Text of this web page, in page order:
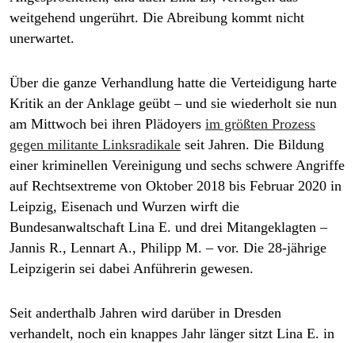
weitgehend ungerührt. Die Abreibung kommt nicht
unerwartet.
Über die ganze Verhandlung hatte die Verteidigung harte
Kritik an der Anklage geübt – und sie wiederholt sie nun
am Mittwoch bei ihren Plädoyers im größten Prozess
gegen militante Linksradikale seit Jahren. Die Bildung
einer kriminellen Vereinigung und sechs schwere Angriffe
auf Rechtsextreme von Oktober 2018 bis Februar 2020 in
Leipzig, Eisenach und Wurzen wirft die
Bundesanwaltschaft Lina E. und drei Mitangeklagten –
Jannis R., Lennart A., Philipp M. – vor. Die 28-jährige
Leipzigerin sei dabei Anführerin gewesen.
Seit anderthalb Jahren wird darüber in Dresden
verhandelt, noch ein knappes Jahr länger sitzt Lina E. in